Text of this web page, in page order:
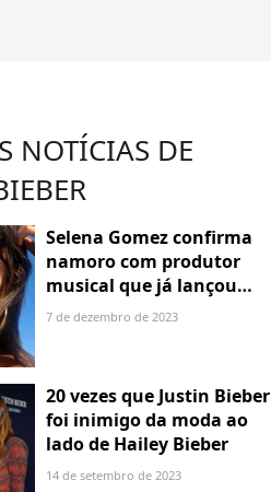
NOTÍCIAS DE
Selena Gomez confirma
namoro com produtor
musical que já lançou
parceria com Justin Bieber
7 de dezembro de 2023
20 vezes que Justin Bieber
foi inimigo da moda ao
lado de Hailey Bieber
14 de setembro de 2023